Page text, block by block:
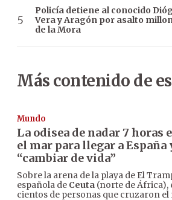
Policía detiene al conocido
Vera y Aragón por asalto
de la Mora
Más contenido de
Mundo
La odisea de nadar 7 horas
el mar para llegar a España
“cambiar de vida”
Sobre la arena de la playa de El
española de Ceuta (norte de África),
cientos de personas que cruzaron el